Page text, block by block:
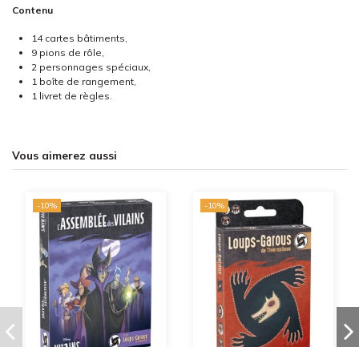
Contenu
14 cartes bâtiments,
9 pions de rôle,
2 personnages spéciaux,
1 boîte de rangement,
1 livret de règles.
Vous aimerez aussi
-10% -10%